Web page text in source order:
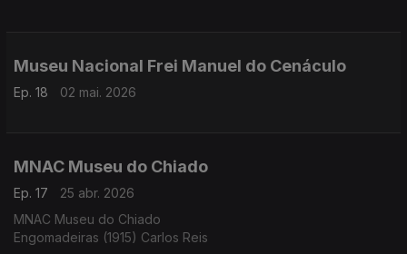
Museu Nacional Frei Manuel do Cenáculo
Ep. 18 02 mai. 2026
MNAC Museu do Chiado
Ep. 17
25 abr. 2026
MNAC Museu do Chiado
Engomadeiras (1915) Carlos Reis